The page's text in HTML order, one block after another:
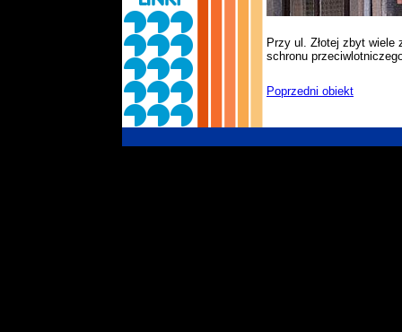
Przy ul. Złotej zbyt wiele
schronu
Poprzedni obiekt